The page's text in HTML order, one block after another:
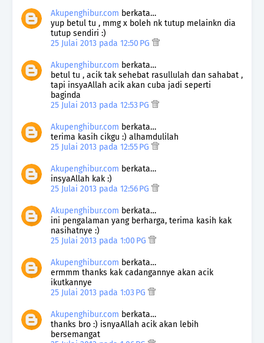
Akupenghibur.com berkata…
yup betul tu , mmg x boleh nk tutup melainkn dia
tutup sendiri :)
25 Julai 2013 pada 12:50 PG
Akupenghibur.com berkata…
betul tu , acik tak sehebat rasullulah dan sahabat ,
tapi insyaAllah acik akan cuba jadi seperti
baginda
25 Julai 2013 pada 12:53 PG
Akupenghibur.com berkata…
terima kasih cikgu :) alhamdulilah
25 Julai 2013 pada 12:55 PG
Akupenghibur.com berkata…
insyaAllah kak :)
25 Julai 2013 pada 12:56 PG
Akupenghibur.com berkata…
ini pengalaman yang berharga, terima kasih kak
nasihatnye :)
25 Julai 2013 pada 1:00 PG
Akupenghibur.com berkata…
ermmm thanks kak cadangannye akan acik
ikutkannye
25 Julai 2013 pada 1:03 PG
Akupenghibur.com berkata…
thanks bro :) isnyaAllah acik akan lebih
bersemangat